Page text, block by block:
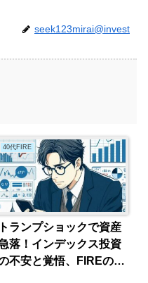
seek123mirai@invest
40代FIRE
トランプショックで資産
落！インデックス投資
不安と覚悟、FIREの本